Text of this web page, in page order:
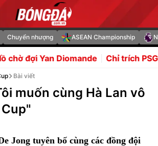
Chuyển nhượng ASEAN Championship
Chỉ trích PSG tống tiền,
Bài viết
muốn cùng Hà Lan vô
Jong tuyên bố cùng các đồng đội